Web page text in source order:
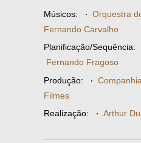
Músicos: · Orquestra
Fernando Carvalho
Planificação/Sequência:
Fernando Fragoso
Produção: ·
Filmes
Realização: · Arthur